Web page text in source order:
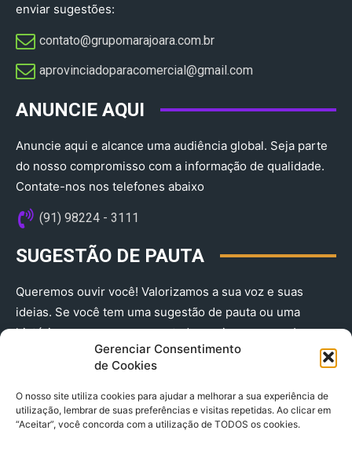
Gerenciar Consentimento
de Cookies
O nosso site utiliza cookies para ajudar a melhorar a sua experiência de
utilização, lembrar de suas preferências e visitas repetidas. Ao clicar em
“Aceitar”, você concorda com a utilização de TODOS os cookies.
enviar sugestões:
contato@grupomarajoara.com.br
aprovinciadoparacomercial@gmail.com​
ANUNCIE AQUI
Anuncie aqui e alcance uma audiência global. Seja parte
do nosso compromisso com a informação de qualidade.
Contate-nos nos telefones abaixo
(91) 98224 - 3111
SUGESTÃO DE PAUTA
Queremos ouvir você! Valorizamos a sua voz e suas
ideias. Se você tem uma sugestão de pauta ou uma
história que merece ser contada, envie-nos agora!
(91) 98224 - 3111